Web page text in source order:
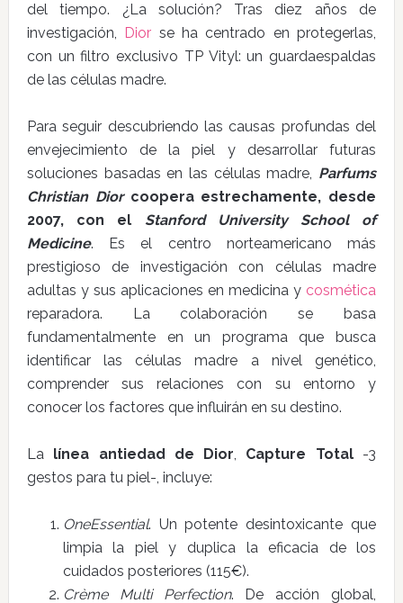
del tiempo. ¿La solución? Tras diez años de
investigación, Dior se ha centrado en protegerlas,
con un filtro exclusivo TP Vityl: un guardaespaldas
de las células madre.
Para seguir descubriendo las causas profundas del
envejecimiento de la piel y desarrollar futuras
soluciones basadas en las células madre, Parfums
Christian Diorcoopera estrechamente, desde
2007, con el Stanford University School of
Medicine. Es el centro norteamericano más
prestigioso de investigación con células madre
adultas y sus aplicaciones en medicina y cosmética
reparadora. La colaboración se basa
fundamentalmente en un programa que busca
identificar las células madre a nivel genético,
comprender sus relaciones con su entorno y
conocer los factores que influirán en su destino.
La línea antiedad de Dior, Capture Total-3
gestos para tu piel-, incluye:
OneEssential. Un potente desintoxicante que
limpia la piel y duplica la eficacia de los
cuidados posteriores (115€).
Crème Multi Perfection. De acción global,